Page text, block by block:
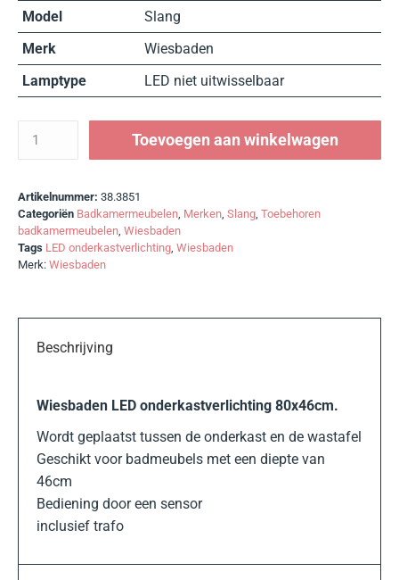
Model
Slang
Merk
Wiesbaden
Lamptype
LED niet uitwisselbaar
Toevoegen aan winkelwagen
Artikelnummer: 38.3851
Categoriën Badkamermeubelen, Merken, Slang, Toebehoren
badkamermeubelen, Wiesbaden
Tags LED onderkastverlichting, Wiesbaden
Merk: Wiesbaden
Beschrijving
Wiesbaden LED onderkastverlichting 80x46cm.
Wordt geplaatst tussen de onderkast en de wastafel
Geschikt voor badmeubels met een diepte van
46cm
Bediening door een sensor
inclusief trafo